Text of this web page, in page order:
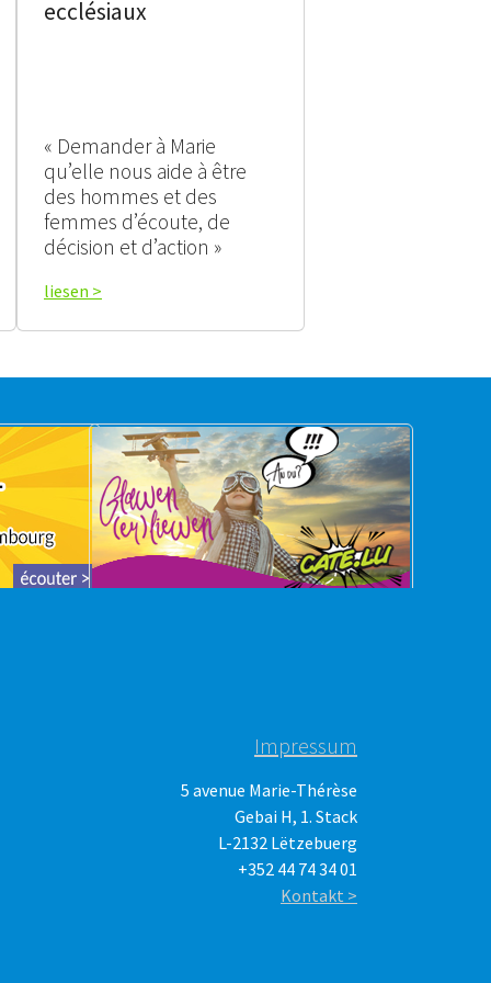
ecclésiaux
« Demander à Marie
qu’elle nous aide à être
des hommes et des
femmes d’écoute, de
décision et d’action »
liesen >
Impressum
5 avenue Marie-Thérèse
Gebai H, 1. Stack
L-2132 Lëtzebuerg
+352 44 74 34 01
Kontakt >